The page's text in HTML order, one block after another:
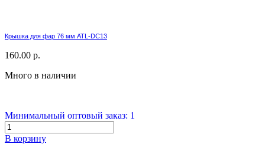
Крышка для фар 76 мм ATL-DC13
160.00 р.
Много в наличии
Минимальный оптовый заказ: 1
В корзину